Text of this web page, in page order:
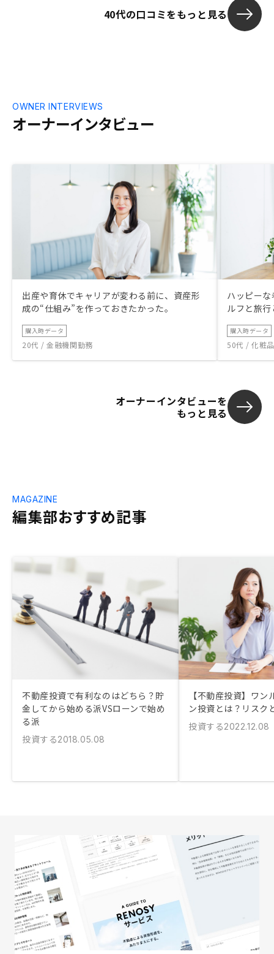
40代の口コミをもっと見る
オーナーインタビュー
OWNER INTERVIEWS
出産や育休でキャリアが変わる前に、資産形
成の“仕組み”を作っておきたかった。
購入時データ
20代 / 金融機関勤務
ハッピー
ルフと旅
購入時データ
50代 / 化粧
オーナーインタビューを
もっと見る
編集部おすすめ記事
MAGAZINE
不動産投資で有利なのはどちら？貯
金してから始める派VSローンで始め
る派
投資する2018.05.08
【不動産投資】ワ
ン投資とは？リスク
投資する2022.12.08